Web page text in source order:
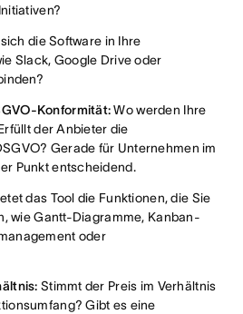
die Software in Ihre
Slack, Google Drive oder
Konformität:Wo werden Ihre
der Anbieter die
Gerade für Unternehmen im
Punkt entscheidend.
das Tool die Funktionen, die Sie
wie Gantt-Diagramme, Kanban-
oder
Stimmt der Preis im Verhältnis
Gibt es eine